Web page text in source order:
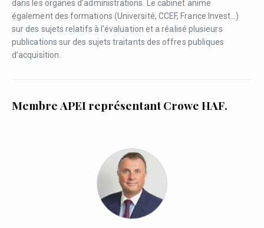
dans les organes d’administrations. Le cabinet anime
également des formations (Université, CCEF, France Invest…)
sur des sujets relatifs à l’évaluation et a réalisé plusieurs
publications sur des sujets traitants des offres publiques
d’acquisition.
Membre APEI représentant Crowe HAF.